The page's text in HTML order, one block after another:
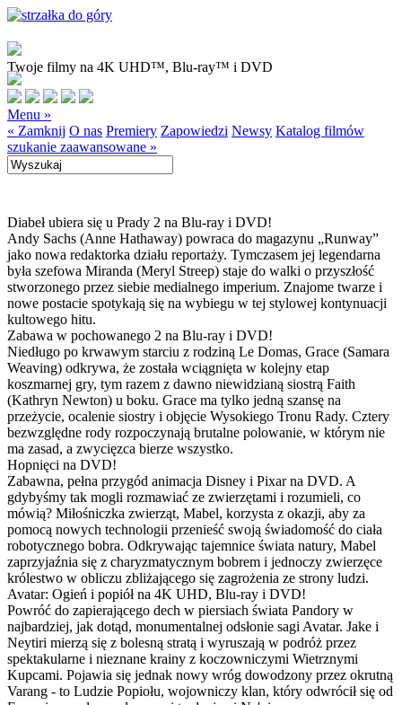
Twoje filmy na 4K UHD™, Blu-ray™ i DVD
Menu »
« Zamknij O nas Premiery Zapowiedzi Newsy Katalog filmów
szukanie zaawansowane »
Diabeł ubiera się u Prady 2 na Blu-ray i DVD!
Andy Sachs (Anne Hathaway) powraca do magazynu „Runway”
jako nowa redaktorka działu reportaży. Tymczasem jej legendarna
była szefowa Miranda (Meryl Streep) staje do walki o przyszłość
stworzonego przez siebie medialnego imperium. Znajome twarze i
nowe postacie spotykają się na wybiegu w tej stylowej kontynuacji
kultowego hitu.
Zabawa w pochowanego 2 na Blu-ray i DVD!
Niedługo po krwawym starciu z rodziną Le Domas, Grace (Samara
Weaving) odkrywa, że została wciągnięta w kolejny etap
koszmarnej gry, tym razem z dawno niewidzianą siostrą Faith
(Kathryn Newton) u boku. Grace ma tylko jedną szansę na
przeżycie, ocalenie siostry i objęcie Wysokiego Tronu Rady. Cztery
bezwzględne rody rozpoczynają brutalne polowanie, w którym nie
ma zasad, a zwycięzca bierze wszystko.
Hopnięci na DVD!
Zabawna, pełna przygód animacja Disney i Pixar na DVD. A
gdybyśmy tak mogli rozmawiać ze zwierzętami i rozumieli, co
mówią? Miłośniczka zwierząt, Mabel, korzysta z okazji, aby za
pomocą nowych technologii przenieść swoją świadomość do ciała
robotycznego bobra. Odkrywając tajemnice świata natury, Mabel
zaprzyjaźnia się z charyzmatycznym bobrem i jednoczy zwierzęce
królestwo w obliczu zbliżającego się zagrożenia ze strony ludzi.
Avatar: Ogień i popiół na 4K UHD, Blu-ray i DVD!
Powróć do zapierającego dech w piersiach świata Pandory w
najbardziej, jak dotąd, monumentalnej odsłonie sagi Avatar. Jake i
Neytiri mierzą się z bolesną stratą i wyruszają w podróż przez
spektakularne i nieznane krainy z koczowniczymi Wietrznymi
Kupcami. Pojawia się jednak nowy wróg dowodzony przez okrutną
Varang - to Ludzie Popiołu, wojowniczy klan, który odwrócił się od